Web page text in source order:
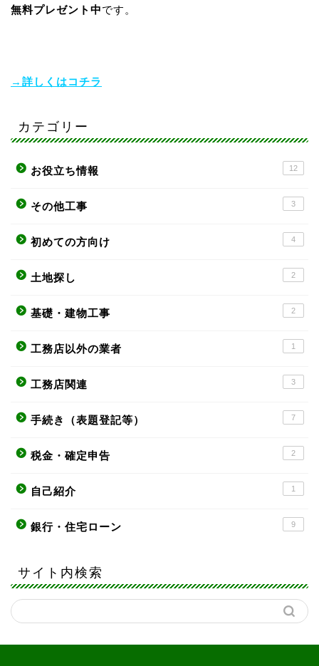
無料プレゼント中です。
→詳しくはコチラ
カテゴリー
お役立ち情報 12
その他工事 3
初めての方向け 4
土地探し 2
基礎・建物工事 2
工務店以外の業者 1
工務店関連 3
手続き（表題登記等） 7
税金・確定申告 2
自己紹介 1
銀行・住宅ローン 9
サイト内検索